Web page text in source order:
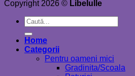
Copyright 2026 © Libelulle
Caută
după:
Home
Categorii
Pentru oameni mici
Gradinita/Scoala